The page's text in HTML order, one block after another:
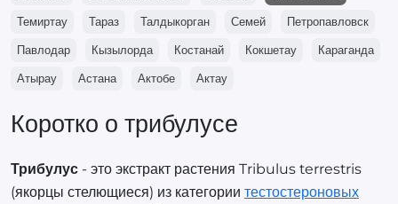
Темиртау
Тараз Талдыкорган Семей
Петропавловск
Павлодар
Кызылорда Костанай Кокшетау
Караганда
Атырау
Астана Актобе Актау
Коротко о трибулусе
Трибулус- это экстракт растения Tribulus terrestris
(якорцы стелющиеся) из категории тестостероновых